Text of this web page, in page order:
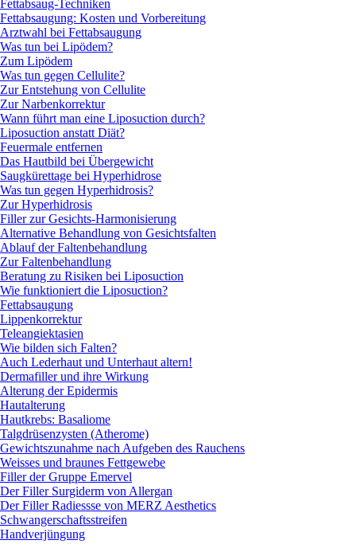
Fettabsaug-Techniken
Fettabsaugung: Kosten und Vorbereitung
Arztwahl bei Fettabsaugung
Was tun bei Lipödem?
Zum Lipödem
Was tun gegen Cellulite?
Zur Entstehung von Cellulite
Zur Narbenkorrektur
Wann führt man eine Liposuction durch?
Liposuction anstatt Diät?
Feuermale entfernen
Das Hautbild bei Übergewicht
Saugkürettage bei Hyperhidrose
Was tun gegen Hyperhidrosis?
Zur Hyperhidrosis
Filler zur Gesichts-Harmonisierung
Alternative Behandlung von Gesichtsfalten
Ablauf der Faltenbehandlung
Zur Faltenbehandlung
Beratung zu Risiken bei Liposuction
Wie funktioniert die Liposuction?
Fettabsaugung
Lippenkorrektur
Teleangiektasien
Wie bilden sich Falten?
Auch Lederhaut und Unterhaut altern!
Dermafiller und ihre Wirkung
Alterung der Epidermis
Hautalterung
Hautkrebs: Basaliome
Talgdrüsenzysten (Atherome)
Gewichtszunahme nach Aufgeben des Rauchens
Weisses und braunes Fettgewebe
Filler der Gruppe Emervel
Der Filler Surgiderm von Allergan
Der Filler Radiessse von MERZ Aesthetics
Schwangerschaftsstreifen
Handverjüngung